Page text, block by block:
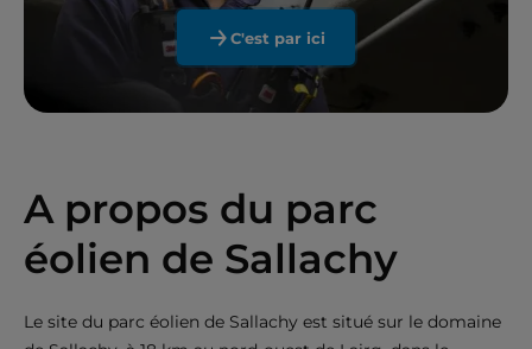
C'est par ici
A propos du parc
éolien de Sallachy
Le site du parc éolien de Sallachy est situé sur le domaine